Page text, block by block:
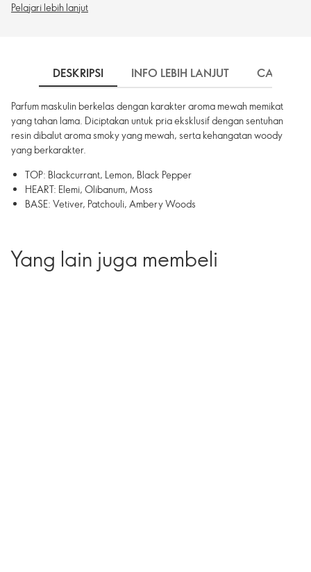
Pelajari lebih lanjut
DESKRIPSI INFO LEBIH LANJUT CARA
Parfum maskulin berkelas dengan karakter aroma mewah memikat
yang tahan lama. Diciptakan untuk pria eksklusif dengan sentuhan
resin dibalut aroma smoky yang mewah, serta kehangatan woody
yang berkarakter.
TOP: Blackcurrant, Lemon, Black Pepper
HEART: Elemi, Olibanum, Moss
BASE: Vetiver, Patchouli, Ambery Woods
Yang lain juga membeli